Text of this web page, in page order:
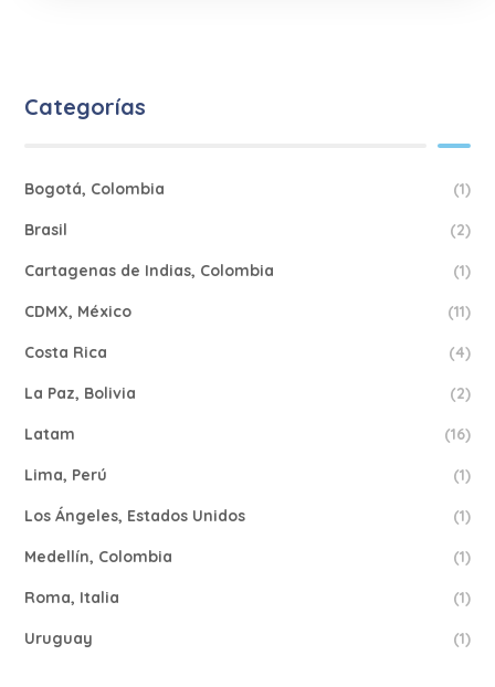
Categorías
Bogotá, Colombia (1)
Brasil (2)
Cartagenas de Indias, Colombia (1)
CDMX, México (11)
Costa Rica (4)
La Paz, Bolivia (2)
Latam (16)
Lima, Perú (1)
Los Ángeles, Estados Unidos (1)
Medellín, Colombia (1)
Roma, Italia (1)
Uruguay (1)